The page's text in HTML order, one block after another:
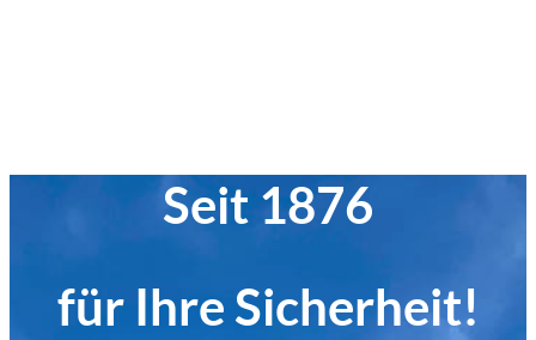
Seit 1876
für Ihre Sicherheit!